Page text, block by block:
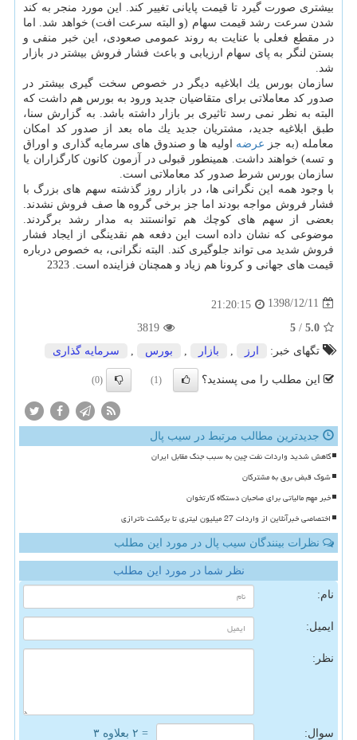
بیشتری صورت گیرد تا قیمت پایانی تغییر كند. این مورد منجر به كند
شدن سرعت رشد قیمت سهام (و البته سرعت افت) خواهد شد. اما
در مقطع فعلی با عنایت به روند عمومی صعودی، این خبر منفی و
بستن لنگر به پای سهام ارزیابی و باعث فشار فروش بیشتر در بازار
شد.
سازمان بورس یك ابلاغیه دیگر در خصوص سخت گیری بیشتر در
صدور كد معاملاتی برای متقاضیان جدید ورود به بورس هم داشت كه
البته به نظر نمی رسد تاثیری بر بازار داشته باشد. به گزارش سنا،
طبق ابلاغیه جدید، مشتریان جدید یك ماه بعد از صدور كد امكان
معامله (به جز عرضه اولیه ها و صندوق های سرمایه گذاری و اوراق
و تسه) خواهند داشت. همینطور قبولی در آزمون كانون كارگزاران یا
سازمان بورس شرط صدور كد معاملاتی است.
با وجود همه این نگرانی ها، در بازار روز گذشته سهم های بزرگ با
فشار فروش مواجه بودند اما جز برخی گروه ها صف فروش نشدند.
بعضی از سهم های كوچك هم توانستند به مدار رشد برگردند.
موضوعی كه نشان داده است این دفعه هم نقدینگی از ایجاد فشار
فروش شدید می تواند جلوگیری كند. البته نگرانی، به خصوص درباره
قیمت های جهانی و كرونا هم زیاد و همچنان فزاینده است. 2323
1398/12/11
21:20:15
5.0
/
5
3819
تگهای خبر:
ارز بازار بورس سرمایه گذاری
این مطلب را می پسندید؟ (1)
(0)
جدیدترین مطالب مرتبط در سیب پال
کاهش شدید واردات نفت چین به سبب جنگ مقابل ایران
شوک قبض برق به مشترکان
خبر مهم مالیاتی برای صاحبان دستگاه کارتخوان
اختصاصی خبرآنلاین از واردات 27 میلیون لیتری تا برگشت ناترازی
نظرات بینندگان سیب پال در مورد این مطلب
نظر شما در مورد این مطلب
نام:
ایمیل:
نظر:
سوال: = ۲ بعلاوه ۳